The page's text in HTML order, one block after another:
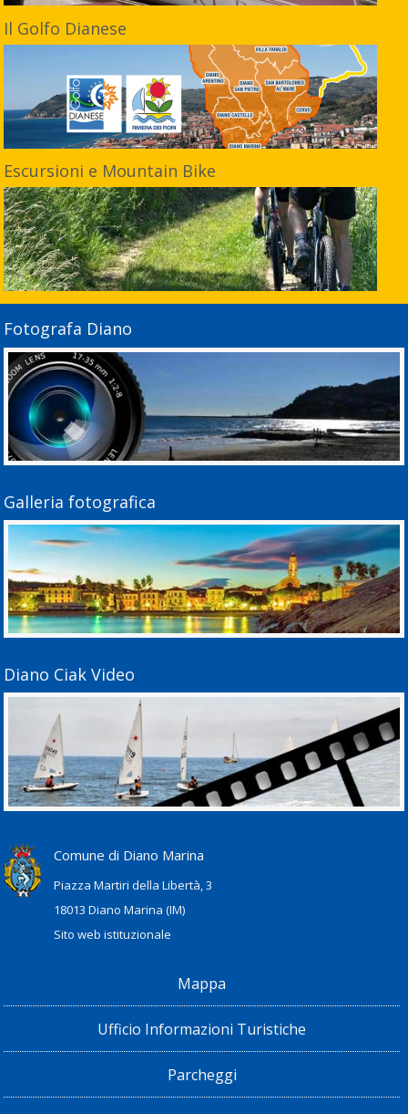
Il Golfo Dianese
Escursioni e Mountain Bike
Fotografa Diano
Galleria fotografica
Diano Ciak Video
Comune di Diano Marina
Piazza Martiri della Libertà, 3
18013 Diano Marina (IM)
Sito web istituzionale
Mappa
Ufficio Informazioni Turistiche
Parcheggi